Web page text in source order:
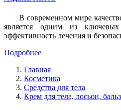
В современном мире
является одним из
эффективность лечения и
Подробнее
Главная
Косметика
Средства для тела
Крем для тела, лосьон,